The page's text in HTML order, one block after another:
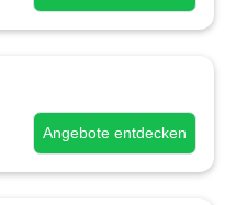
Angebote entdecken